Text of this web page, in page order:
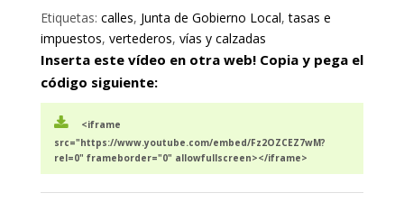
Etiquetas: calles, Junta de Gobierno Local,tasas e
impuestos, vertederos, vías y calzadas
Inserta este vídeo en otra web! Copia y pega el
código siguiente:
<iframe
src="https://www.youtube.com/embed/Fz2OZCEZ7wM?
rel=0" frameborder="0" allowfullscreen></iframe>